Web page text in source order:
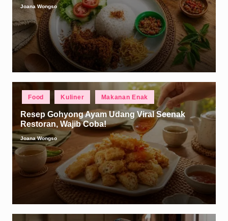
Posted
by
Joana Wongso
Food Kuliner Makanan Enak
Resep Gohyong Ayam Udang Viral Seenak
Restoran, Wajib Coba!
Posted
by
Joana Wongso